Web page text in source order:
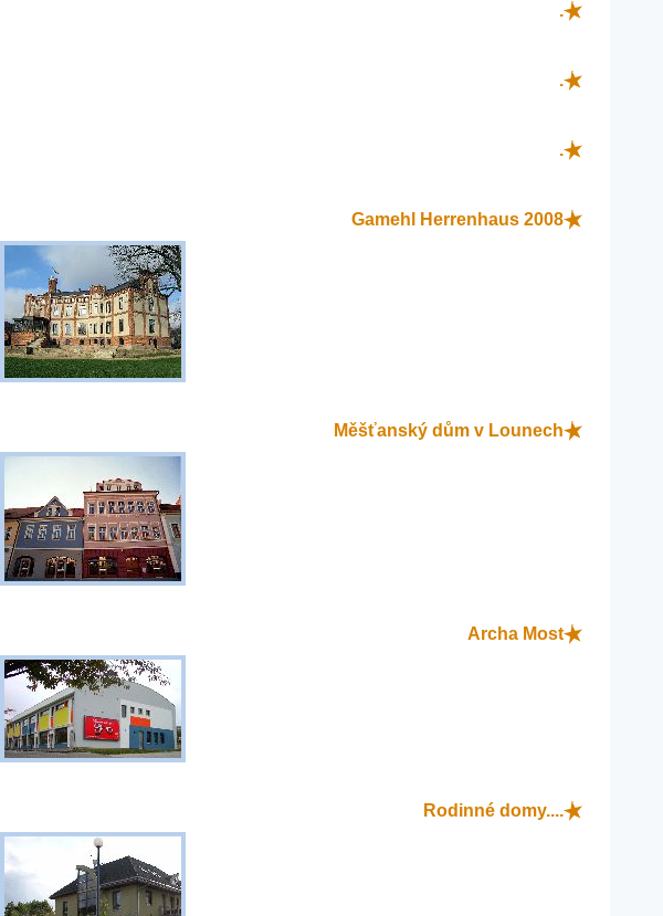
.
.
.
Gamehl Herrenhaus 2008
Měšťanský dům v Lounech
Archa Most
Rodinné domy....